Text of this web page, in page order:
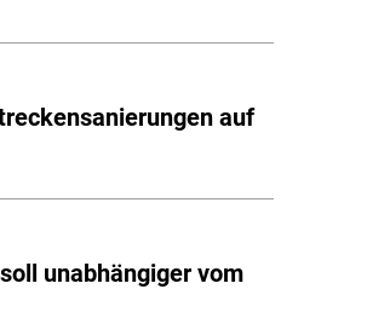
auf
unabhängiger vom